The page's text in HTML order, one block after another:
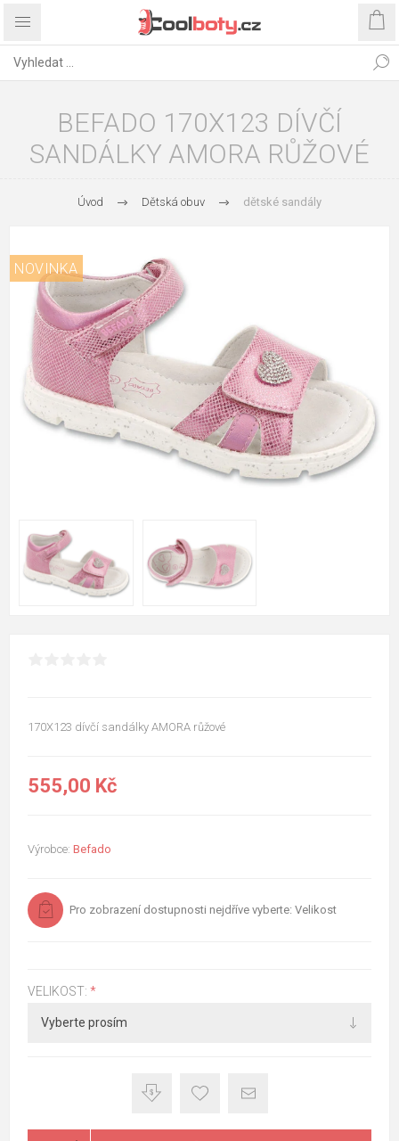
BEFADO 170X123 DÍVČÍ
SANDÁLKY AMORA RŮŽOVÉ
Úvod Dětská obuv dětské sandály
NOVINKA
170X123 dívčí sandálky AMORA růžové
555,00 Kč
Výrobce: Befado
Pro zobrazení dostupnosti nejdříve vyberte: Velikost
VELIKOST: *